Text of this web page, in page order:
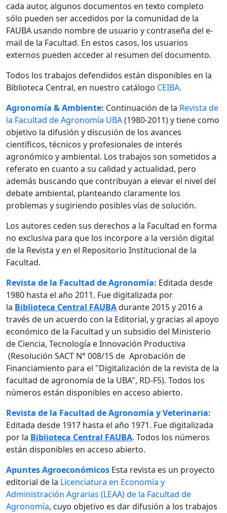
cada autor, algunos documentos en texto completo
sólo pueden ser accedidos por la comunidad de la
FAUBA usando nombre de usuario y contraseña del e-
mail de la Facultad. En estos casos, los usuarios
externos pueden acceder al resumen del documento.
Todos los trabajos defendidos están disponibles en la
Biblioteca Central, en nuestro catálogo CEIBA.
Agronomía & Ambiente: Continuación de la Revista de
la Facultad de Agronomía UBA(1980-2011) y tiene como
objetivo la difusión y discusión de los avances
científicos, técnicos y profesionales de interés
agronómico y ambiental. Los trabajos son sometidos a
referato en cuanto a su calidad y actualidad, pero
además buscando que contribuyan a elevar el nivel del
debate ambiental, planteando claramente los
problemas y sugiriendo posibles vías de solución.
Los autores ceden sus derechos a la Facultad en forma
no exclusiva para que los incorpore a la versión digital
de la Revista y en el Repositorio Institucional de la
Facultad.
Revista de la Facultad de Agronomía: Editada desde
1980 hasta el año 2011. Fue digitalizada por
la Biblioteca Central FAUBAdurante 2015 y 2016 a
través de un acuerdo con la Editorial, y gracias al apoyo
económico de la Facultad y un subsidio del Ministerio
de Ciencia, Tecnología e Innovación Productiva
(Resolución SACT N° 008/15 de Aprobación de
Financiamiento para el "Digitalización de la revista de la
facultad de agronomía de la UBA", RD-F5). Todos los
números están disponibles en acceso abierto.
Revista de la Facultad de Agronomía y Veterinaria:
Editada desde 1917 hasta el año 1971. Fue digitalizada
por la Biblioteca Central FAUBA. Todos los números
están disponibles en acceso abierto.
Apuntes Agroeconómicos Esta revista es un proyecto
editorial de la Licenciatura en Economía y
Administración Agrarias (LEAA) de la Facultad de
Agronomía, cuyo objetivo es dar difusión a los trabajos